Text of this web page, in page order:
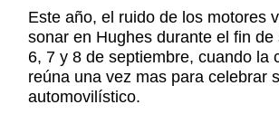
Este año, el ruido de los motores
sonar en Hughes durante el fin de
6, 7 y 8 de septiembre, cuando la
reúna una vez mas para celebrar
automovilístico.